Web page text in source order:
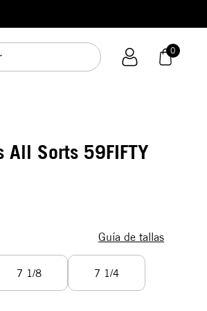
0
All Sorts 59FIFTY
Guía de tallas
7 1/4
7 1/8